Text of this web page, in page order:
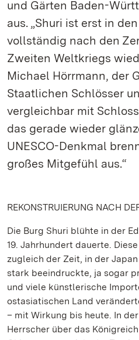
und Gärten Baden-
aus. „Shuri ist erst in
vollständig nach den
Zweiten Weltkriegs
Michael Hörrmann, der
Staatlichen Schlösser
vergleichbar mit
das gerade wieder
UNESCO-Denkmal
großes Mitgefühl aus.“
REKONSTRUIERUNG NACH
Die Burg Shuri blühte in der
19. Jahrhundert dauerte.
zugleich der Zeit, in der
stark beeindruckte, ja sogar
und viele künstlerische
ostasiatischen Land
– mit Wirkung bis heute. In
Herrscher über das